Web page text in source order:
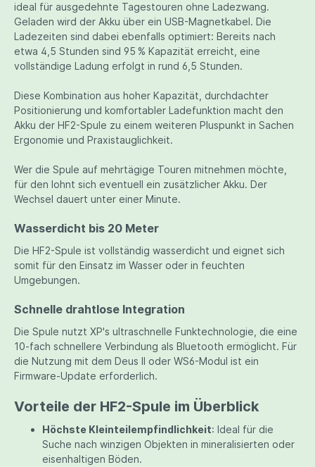
ideal für ausgedehnte Tagestouren ohne Ladezwang.
Geladen wird der Akku über ein USB-Magnetkabel. Die
Ladezeiten sind dabei ebenfalls optimiert: Bereits nach
etwa 4,5 Stunden sind 95 % Kapazität erreicht, eine
vollständige Ladung erfolgt in rund 6,5 Stunden.
Diese Kombination aus hoher Kapazität, durchdachter
Positionierung und komfortabler Ladefunktion macht den
Akku der HF2-Spule zu einem weiteren Pluspunkt in Sachen
Ergonomie und Praxistauglichkeit.
Wer die Spule auf mehrtägige Touren mitnehmen möchte,
für den lohnt sich eventuell ein zusätzlicher Akku. Der
Wechsel dauert unter einer Minute.
Wasserdicht bis 20 Meter
Die HF2-Spule ist vollständig wasserdicht und eignet sich
somit für den Einsatz im Wasser oder in feuchten
Umgebungen.
Schnelle drahtlose Integration
Die Spule nutzt XP's ultraschnelle Funktechnologie, die eine
10-fach schnellere Verbindung als Bluetooth ermöglicht. Für
die Nutzung mit dem Deus II oder WS6-Modul ist ein
Firmware-Update erforderlich.
Vorteile der HF2-Spule im Überblick
Höchste Kleinteilempfindlichkeit: Ideal für die
Suche nach winzigen Objekten in mineralisierten oder
eisenhaltigen Böden.